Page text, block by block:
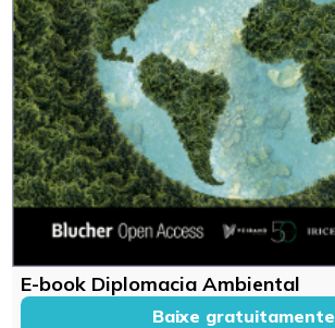
E-book Diplomacia Ambiental
Baixe gratuitamente